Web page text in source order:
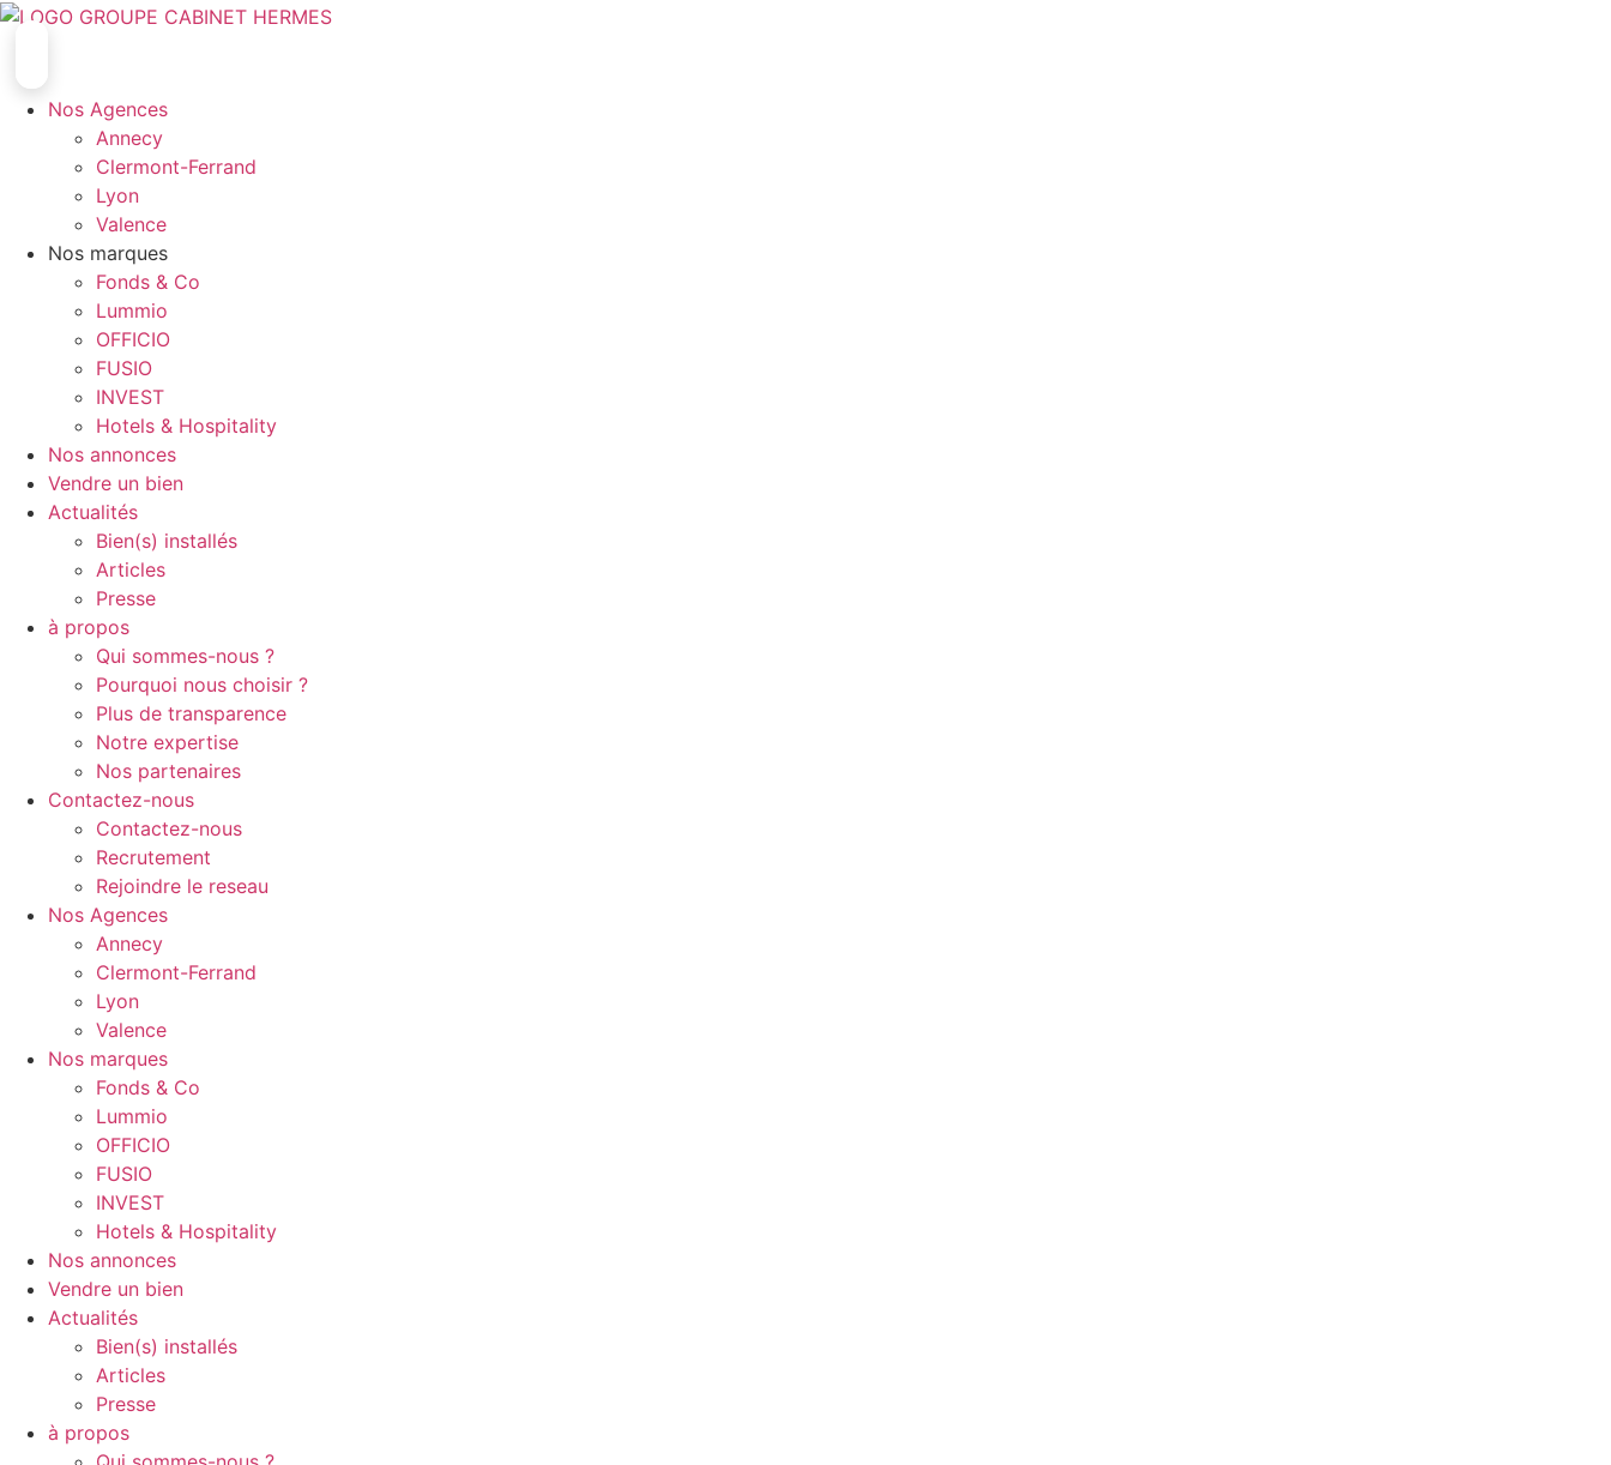
Aller
Nos Agences
Annecy
Clermont-Ferrand
Lyon
Valence
Nos marques
Fonds & Co
Lummio
OFFICIO
FUSIO
INVEST
Hotels & Hospitality
Nos annonces
Vendre un bien
Actualités
Bien(s) installés
Articles
Presse
à propos
Qui sommes-nous ?
Pourquoi nous choisir ?
Plus de transparence
Notre expertise
Nos partenaires
Contactez-nous
Contactez-nous
Recrutement
Rejoindre le reseau
Nos Agences
Annecy
Clermont-Ferrand
Lyon
Valence
Nos marques
Fonds & Co
Lummio
OFFICIO
FUSIO
INVEST
Hotels & Hospitality
Nos annonces
Vendre un bien
Actualités
Bien(s) installés
Articles
Presse
à propos